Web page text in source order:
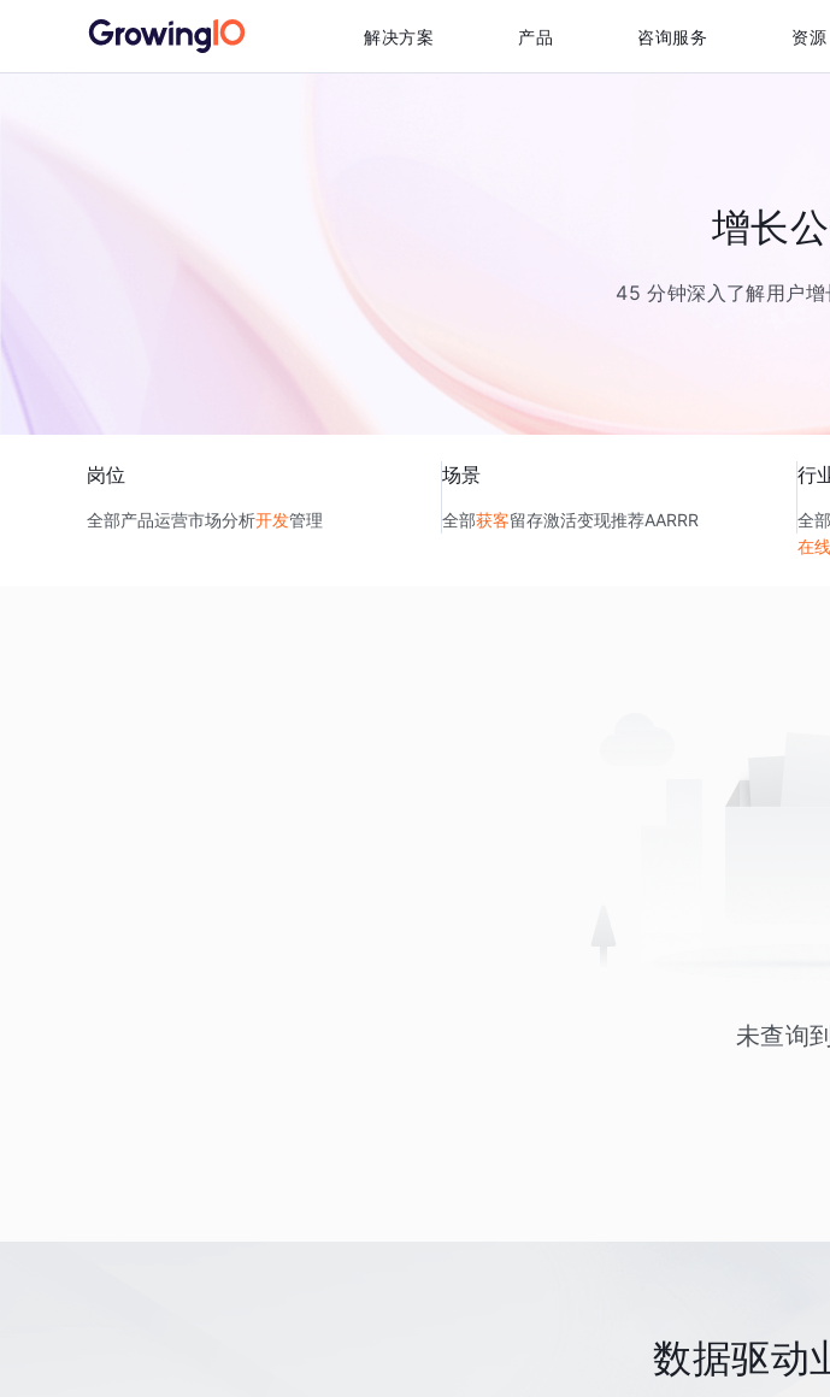
解决方案 产品 咨询服务 资源
增长
45 分钟深入了解用户
岗位
全部产品运营市场分析开发管理
场景
全部获客留存激活变现推荐AARRR
行
全部
在
未查询
数据驱动